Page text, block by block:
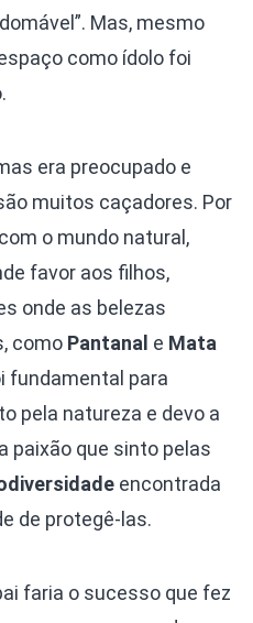
Mas, mesmo
como ídolo foi
era preocupado e
muitos caçadores. Por
o mundo natural,
favor aos filhos,
onde as belezas
como Pantanal e Mata
fundamental para
pela natureza e devo a
paixão que sinto pelas
encontrada
de protegê-las.
faria o sucesso que fez